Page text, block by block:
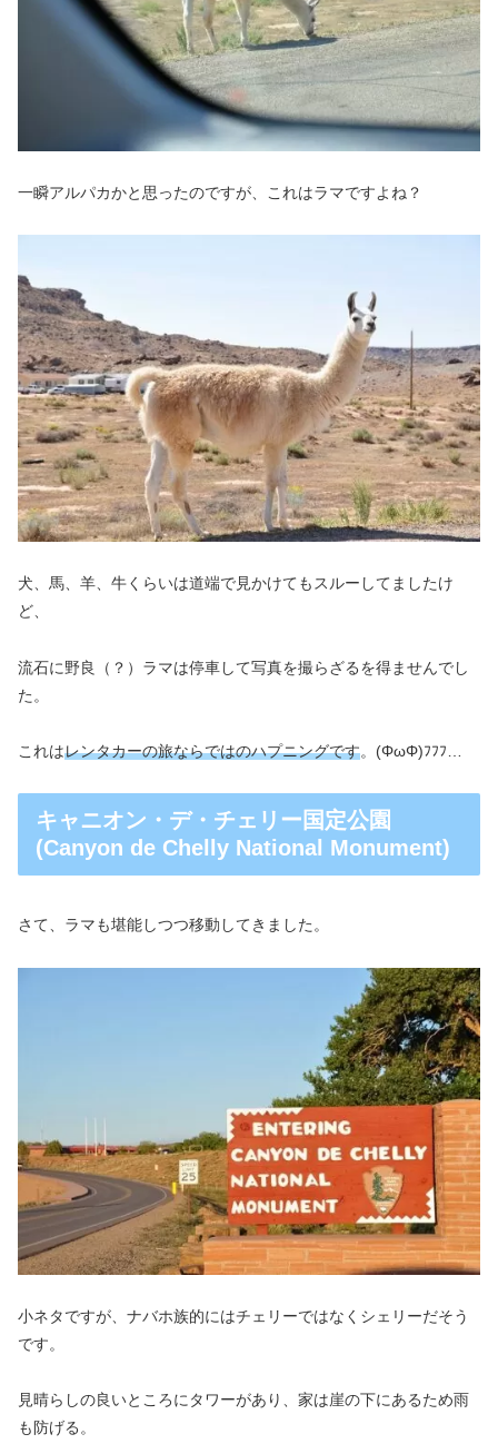
一瞬アルパカかと思ったのですが、これはラマですよね？
犬、馬、羊、牛くらいは道端で見かけてもスルーしてましたけ
ど、
流石に野良（？）ラマは停車して写真を撮らざるを得ませんでし
た。
これはレンタカーの旅ならではのハプニングです。(ΦωΦ)ﾌﾌﾌ…
キャニオン・デ・チェリー国定公園
(Canyon de Chelly National Monument)
さて、ラマも堪能しつつ移動してきました。
小ネタですが、ナバホ族的にはチェリーではなくシェリーだそう
です。
見晴らしの良いところにタワーがあり、家は崖の下にあるため雨
も防げる。